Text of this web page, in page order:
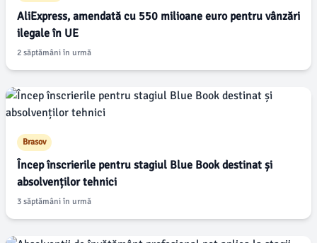
AliExpress, amendată cu 550 milioane euro pentru vânzări
ilegale în UE
2 săptămâni în urmă
Brasov
Încep înscrierile pentru stagiul Blue Book destinat și
absolvenților tehnici
3 săptămâni în urmă